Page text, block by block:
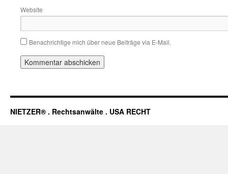
Website
Benachrichtige mich über neue Beiträge via E-Mail.
NIETZER® . Rechtsanwälte . USA RECHT